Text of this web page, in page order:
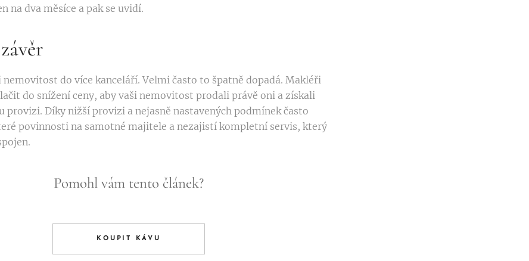
na dva měsíce a pak se uvidí.
nemovitost do více kanceláří. Velmi často to špatně dopadá. Makléři
do snížení ceny, aby vaši nemovitost prodali právě oni a získali
provizi. Díky nižší provizi a nejasně nastavených podmínek často
povinnosti na samotné majitele a nezajistí kompletní servis, který
Pomohl vám tento článek?
KOUPIT KÁVU